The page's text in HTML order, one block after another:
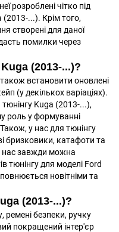
розроблені чітко під
(2013-...). Крім того,
створені для даної
помилки через
(2013-...)?
встановити оновлені
(у декількох варіаціях).
тюнінгу Kuga (2013-...),
роль у формуванні
у нас для тюнінгу
бризковики, катафоти та
нас завжди можна
тюнінгу для моделі Ford
новітніми та
(2013-...)?
безпеки, ручку
покращений інтер'єр